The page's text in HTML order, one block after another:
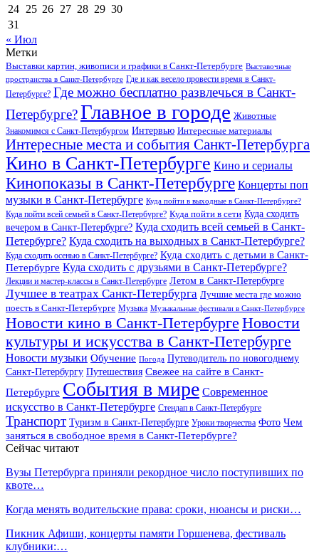
24 25 26 27 28 29 30
31
« Июл
Метки
Выставки картин, живописи и графики в Санкт-Петербурге Выставочные
пространства в Санкт-Петербурге Где и как весело провести время в Санкт-
Петербурге? Где можно бесплатно развлечься в Санкт-
Петербурге?Главное в городе Животные
Знакомимся с Санкт-Петербургом Интервью Интересные материалы
Интересные места и события Санкт-Петербурга
Кино в Санкт-Петербурге Кино и сериалы
Кинопоказы в Санкт-Петербурге Концерты поп
музыки в Санкт-Петербурге Куда пойти в выходные в Санкт-Петербурге?
Куда пойти всей семьей в Санкт-Петербурге? Куда пойти в сети Куда сходить
вечером в Санкт-Петербурге? Куда сходить всей семьей в Санкт-
Петербурге? Куда сходить на выходных в Санкт-Петербурге?
Куда сходить осенью в Санкт-Петербурге? Куда сходить с детьми в Санкт-
Петербурге Куда сходить с друзьями в Санкт-Петербурге?
Лекции и мастер-классы в Санкт-Петербурге Летом в Санкт-Петербурге
Лучшее в театрах Санкт-Петербурга Лучшие места где можно
поесть в Санкт-Петербурге Музыка Музыкальные фестивали в Санкт-Петербурге
Новости кино в Санкт-Петербурге Новости
культуры и искусства в Санкт-Петербурге
Новости музыки Обучение Погода Путеводитель по новогоднему
Санкт-Петербургу Путешествия Свежее на сайте в Санкт-
Петербурге События в мире Современное
искусство в Санкт-Петербурге Стендап в Санкт-Петербурге
Транспорт Туризм в Санкт-Петербурге Уроки творчества Фото Чем
заняться в свободное время в Санкт-Петербурге?
Сейчас читают
Вузы Петербурга приняли рекордное число поступивших по
квоте…
Когда менять водительские права: сроки, нюансы и риски…
Пикник Афиши, концерты памяти Горшенева, фестиваль
клубники:…